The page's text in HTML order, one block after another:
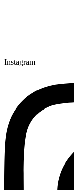
Instagram